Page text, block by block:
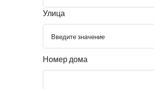
Улица
Введите значение
Номер дома